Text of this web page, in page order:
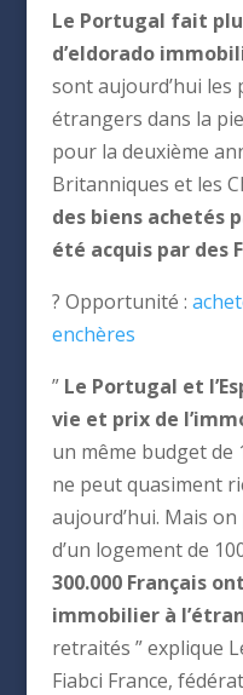
Le Portugal fait
d’eldorado
sont aujourd’hui les
étrangers dans la
pour la deuxième
Britanniques et les
des biens achetés
été acquis par des
? Opportunité :
enchères
” Le Portugal et
vie et prix de
un même budget de
ne peut quasiment
aujourd’hui. Mais
d’un logement de
300.000 Français
immobilier à
retraités ” explique
Fiabci France,